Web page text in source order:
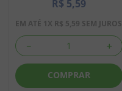
R$ 5,59
EM ATÉ 1X R$ 5,59 SEM JUROS
＋
－
COMPRAR